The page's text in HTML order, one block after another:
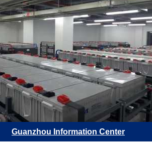
Guanzhou Information Center